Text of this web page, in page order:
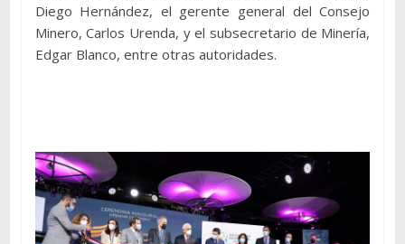
Diego Hernández, el gerente general del Consejo
Minero, Carlos Urenda, y el subsecretario de Minería,
Edgar Blanco, entre otras autoridades.